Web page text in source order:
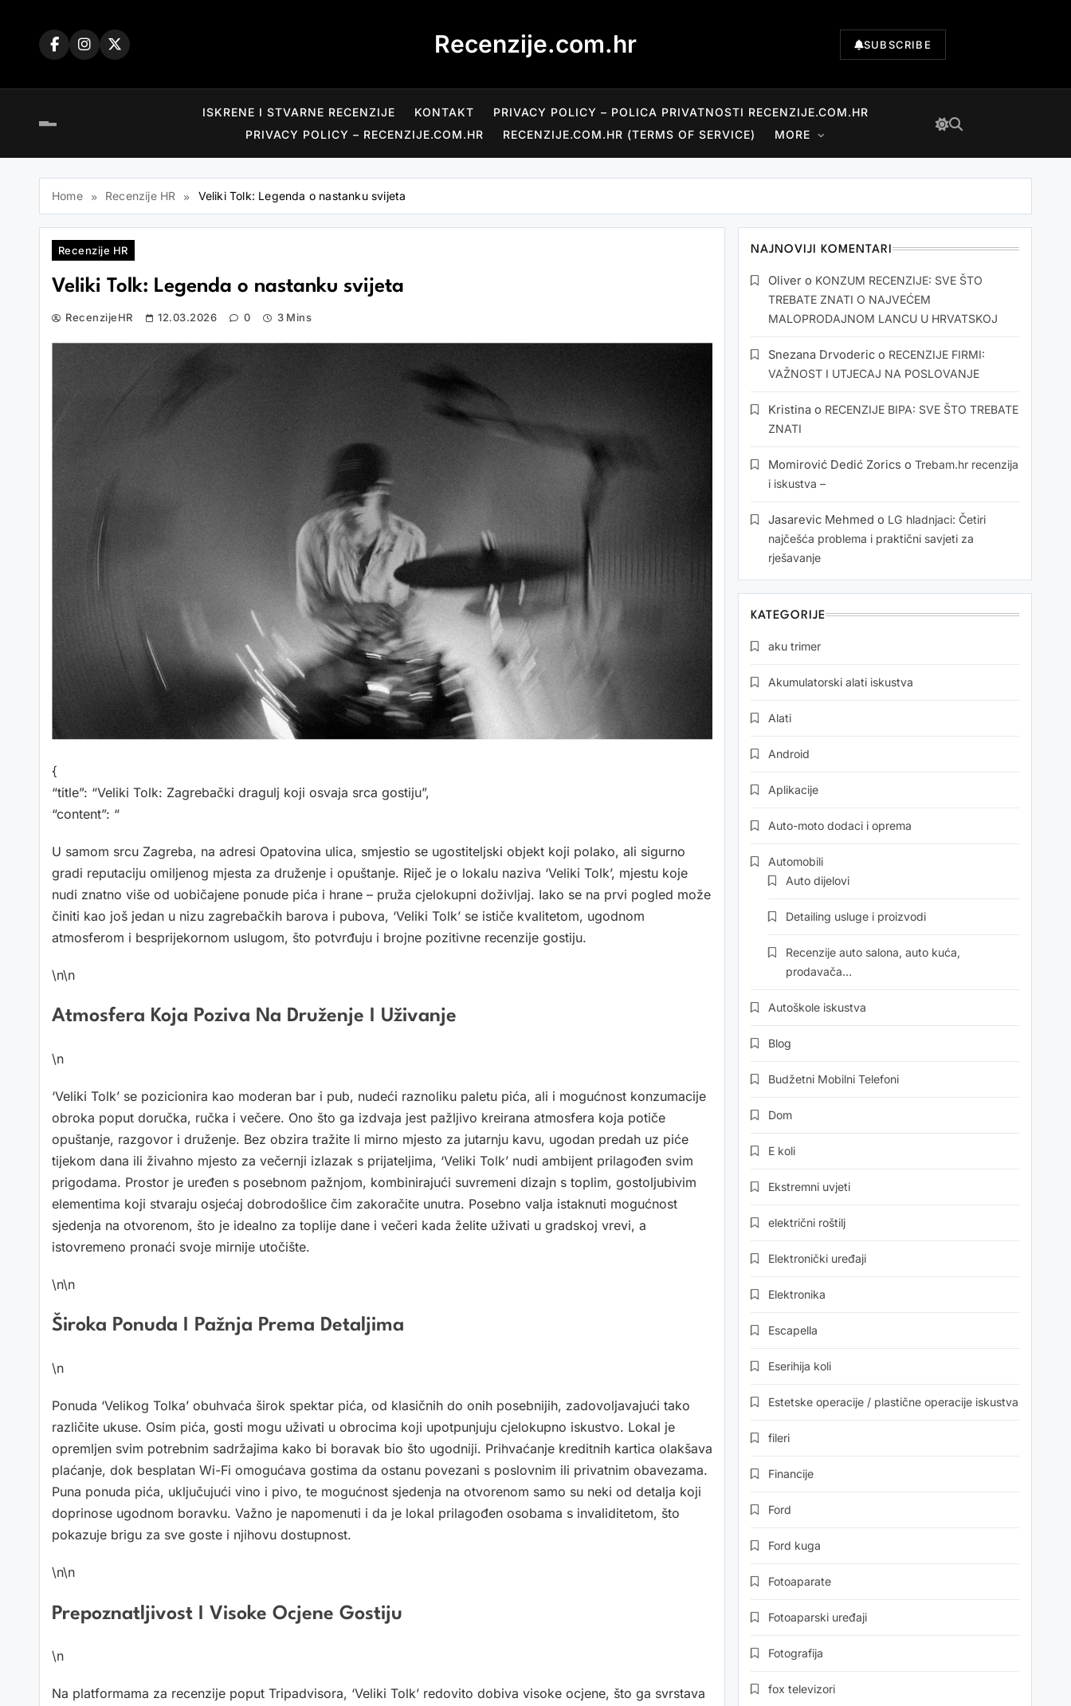
Recenzije.com.hr SUBSCRIBE
ISKRENE I STVARNE RECENZIJE KONTAKT
PRIVACY POLICY – POLICA PRIVATNOSTI RECENZIJE.COM.HR
PRIVACY POLICY – RECENZIJE.COM.HR
RECENZIJE.COM.HR (TERMS OF SERVICE) MORE
Home Recenzije HR Veliki Tolk: Legenda o nastanku svijeta
Recenzije HR
Veliki Tolk: Legenda o nastanku svijeta
RecenzijeHR 12.03.2026 0 3 Mins
{
“title”: “Veliki Tolk: Zagrebački dragulj koji osvaja srca gostiju”,
“content”: “
U samom srcu Zagreba, na adresi Opatovina ulica, smjestio se ugostiteljski objekt koji polako, ali sigurno
gradi reputaciju omiljenog mjesta za druženje i opuštanje. Riječ je o lokalu naziva ‘Veliki Tolk’, mjestu koje
nudi znatno više od uobičajene ponude pića i hrane – pruža cjelokupni doživljaj. Iako se na prvi pogled može
činiti kao još jedan u nizu zagrebačkih barova i pubova, ‘Veliki Tolk’ se ističe kvalitetom, ugodnom
atmosferom i besprijekornom uslugom, što potvrđuju i brojne pozitivne recenzije gostiju.
\n\n
Atmosfera Koja Poziva Na Druženje I Uživanje
\n
‘Veliki Tolk’ se pozicionira kao moderan bar i pub, nudeći raznoliku paletu pića, ali i mogućnost konzumacije
obroka poput doručka, ručka i večere. Ono što ga izdvaja jest pažljivo kreirana atmosfera koja potiče
opuštanje, razgovor i druženje. Bez obzira tražite li mirno mjesto za jutarnju kavu, ugodan predah uz piće
tijekom dana ili živahno mjesto za večernji izlazak s prijateljima, ‘Veliki Tolk’ nudi ambijent prilagođen svim
prigodama. Prostor je uređen s posebnom pažnjom, kombinirajući suvremeni dizajn s toplim, gostoljubivim
elementima koji stvaraju osjećaj dobrodošlice čim zakoračite unutra. Posebno valja istaknuti mogućnost
sjedenja na otvorenom, što je idealno za toplije dane i večeri kada želite uživati u gradskoj vrevi, a
istovremeno pronaći svoje mirnije utočište.
\n\n
Široka Ponuda I Pažnja Prema Detaljima
\n
Ponuda ‘Velikog Tolka’ obuhvaća širok spektar pića, od klasičnih do onih posebnijih, zadovoljavajući tako
različite ukuse. Osim pića, gosti mogu uživati u obrocima koji upotpunjuju cjelokupno iskustvo. Lokal je
opremljen svim potrebnim sadržajima kako bi boravak bio što ugodniji. Prihvaćanje kreditnih kartica olakšava
plaćanje, dok besplatan Wi-Fi omogućava gostima da ostanu povezani s poslovnim ili privatnim obavezama.
Puna ponuda pića, uključujući vino i pivo, te mogućnost sjedenja na otvorenom samo su neki od detalja koji
doprinose ugodnom boravku. Važno je napomenuti i da je lokal prilagođen osobama s invaliditetom, što
pokazuje brigu za sve goste i njihovu dostupnost.
\n\n
Prepoznatljivost I Visoke Ocjene Gostiju
\n
Na platformama za recenzije poput Tripadvisora, ‘Veliki Tolk’ redovito dobiva visoke ocjene, što ga svrstava
NAJNOVIJI KOMENTARI
Oliver o KONZUM RECENZIJE: SVE ŠTO
TREBATE ZNATI O NAJVEĆEM
MALOPRODAJNOM LANCU U HRVATSKOJ
Snezana Drvoderic o RECENZIJE FIRMI:
VAŽNOST I UTJECAJ NA POSLOVANJE
Kristina o RECENZIJE BIPA: SVE ŠTO TREBATE
ZNATI
Momirović Dedić Zorics o Trebam.hr recenzija
i iskustva –
Jasarevic Mehmed o LG hladnjaci: Četiri
najčešća problema i praktični savjeti za
rješavanje
KATEGORIJE
aku trimer
Akumulatorski alati iskustva
Alati
Android
Aplikacije
Auto-moto dodaci i oprema
Automobili
Auto dijelovi
Detailing usluge i proizvodi
Recenzije auto salona, auto kuća,
prodavača…
Autoškole iskustva
Blog
Budžetni Mobilni Telefoni
Dom
E koli
Ekstremni uvjeti
električni roštilj
Elektronički uređaji
Elektronika
Escapella
Eserihija koli
Estetske operacije / plastične operacije iskustva
fileri
Financije
Ford
Ford kuga
Fotoaparate
Fotoaparski uređaji
Fotografija
fox televizori